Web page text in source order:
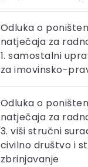
Odluka o
natječaja za
1. samostalni
za imovinsko-
Odluka o
natječaja za
3. viši stručni
civilno društvo i
zbrinjavanje